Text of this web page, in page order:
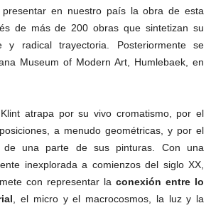
presentar en nuestro país la obra de esta
de más de 200 obras que sintetizan su
y radical trayectoria. Posteriormente se
Museum of Modern Art, Humlebaek, en
atrapa por su vivo cromatismo, por el
a menudo geométricas, y por el
de una parte de sus pinturas. Con una
inexplorada a comienzos del siglo XX,
con representar la conexión entre lo
, el micro y el macrocosmos, la luz y la